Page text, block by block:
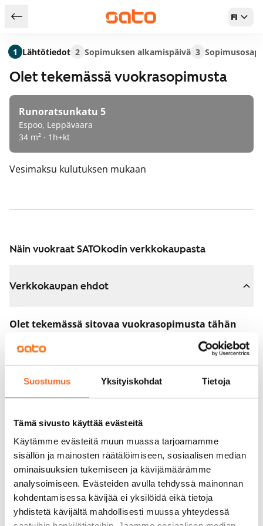
Suostumus Yksityiskohdat Tietoja
Tämä sivusto käyttää evästeitä
Käytämme evästeitä muun muassa tarjoamamme
sisällön ja mainosten räätälöimiseen, sosiaalisen median
ominaisuuksien tukemiseen ja kävijämäärämme
analysoimiseen. Evästeiden avulla tehdyssä mainonnan
kohdentamisessa kävijää ei yksilöidä eikä tietoja
yhdistetä kävijältä mahdollisesti muussa yhteydessä
Takaisin hakutuloksiin FI
Olet tekemässä vuokrasopimusta
Runoratsunkatu 5
Espoo, Leppävaara
34 m² · 1h+kt
Vesimaksu kulutuksen mukaan
Näin vuokraat SATOkodin verkkokaupasta
Verkkokaupan ehdot
Olet tekemässä sitovaa vuokrasopimusta tähän
Sopimus astuu voimaan heti, kun maksat 300 euron
varausmaksun verkkokaupassa. Palautamme summan
sinulle kokonaisuudessaan vuokrasopimuksen
Voit peruuttaa sopimuksen vielä asuntonäytöllä, jos
koti ei vastaa odotuksiasi. Tällöin palautamme
varausmaksun sinulle kokonaisuudessaan, yleensä
seuraavana arkipäivänä.
Vakuus 0 euroa.
1 Lähtötiedot 2 Sopimuksen alkamispäivä 3